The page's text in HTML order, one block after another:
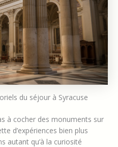
du séjour à Syracuse
à cocher des monuments sur
d’expériences bien plus
autant qu’à la curiosité